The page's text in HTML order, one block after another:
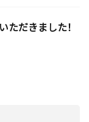
ただきました！